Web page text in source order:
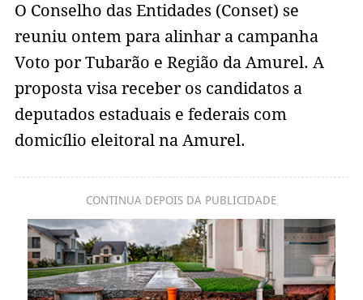
O Conselho das Entidades (Conset) se
reuniu ontem para alinhar a campanha
Voto por Tubarão e Região da Amurel. A
proposta visa receber os candidatos a
deputados estaduais e federais com
domicílio eleitoral na Amurel.
CONTINUA DEPOIS DA PUBLICIDADE